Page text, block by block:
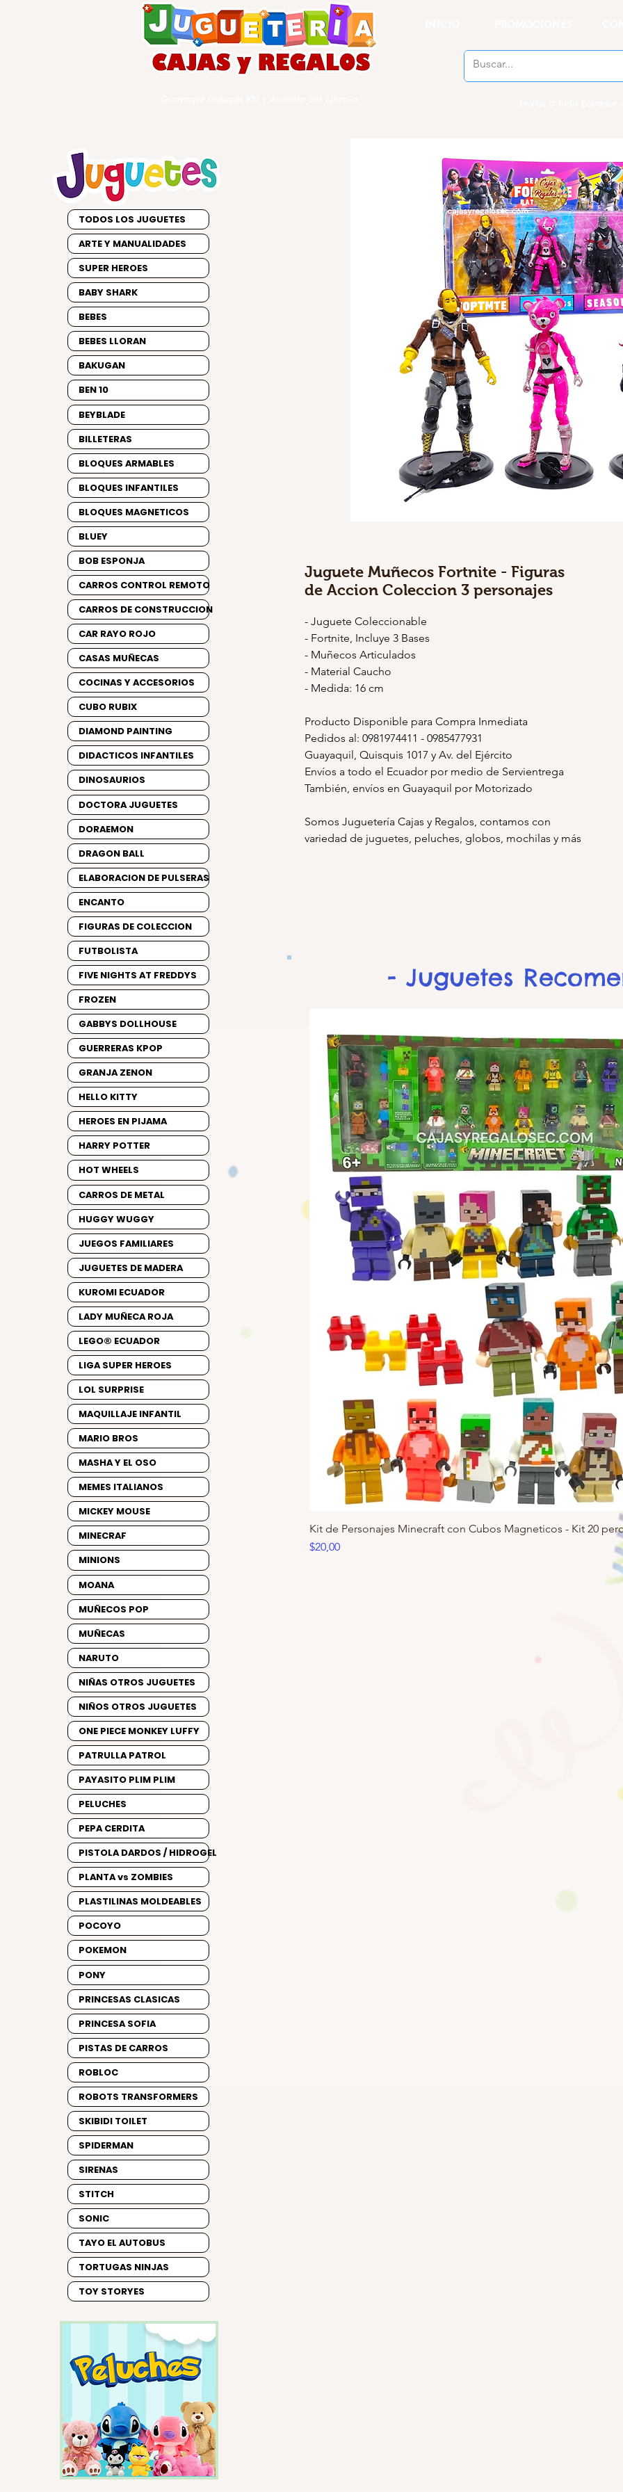
Juguete Muñecos Fortnite - Figuras
de Accion Coleccion 3 personajes
- Juguete Coleccionable
- Fortnite, Incluye 3 Bases
- Muñecos Articulados
- Material Caucho
- Medida: 16 cm
Producto Disponible para Compra Inmediata
Pedidos al: 0981974411 - 0985477931
Guayaquil, Quisquis 1017 y Av. del Ejército
Envíos a todo el Ecuador por medio de Servientrega
También, envíos en Guayaquil por Motorizado
Somos Juguetería Cajas y Regalos, contamos con
variedad de juguetes, peluches, globos, mochilas y más
Kit de Personajes Minecraft con Cubos Magneticos - Kit 20
Precio
$20,00
- Juguetes
TODOS LOS JUGUETES
ARTE Y MANUALIDADES
SUPER HEROES
BABY SHARK
BEBES
BEBES LLORAN
BAKUGAN
BEN 10
BEYBLADE
BILLETERAS
BLOQUES ARMABLES
BLOQUES INFANTILES
BLOQUES MAGNETICOS
BLUEY
BOB ESPONJA
CARROS CONTROL REMOTO
CARROS DE CONSTRUCCION
CAR RAYO ROJO
CASAS MUÑECAS
COCINAS Y ACCESORIOS
CUBO RUBIX
DIAMOND PAINTING
DIDACTICOS INFANTILES
DINOSAURIOS
DOCTORA JUGUETES
DORAEMON
DRAGON BALL
ELABORACION DE PULSERAS
ENCANTO
FIGURAS DE COLECCION
FUTBOLISTA
FIVE NIGHTS AT FREDDYS
FROZEN
GABBYS DOLLHOUSE
GUERRERAS KPOP
GRANJA ZENON
HELLO KITTY
HEROES EN PIJAMA
HARRY POTTER
HOT WHEELS
CARROS DE METAL
HUGGY WUGGY
JUEGOS FAMILIARES
JUGUETES DE MADERA
KUROMI ECUADOR
LADY MUÑECA ROJA
LEGO® ECUADOR
LIGA SUPER HEROES
LOL SURPRISE
MAQUILLAJE INFANTIL
MARIO BROS
MASHA Y EL OSO
MEMES ITALIANOS
MICKEY MOUSE
MINECRAF
MINIONS
MOANA
MUÑECOS POP
MUÑECAS
NARUTO
NIÑAS OTROS JUGUETES
NIÑOS OTROS JUGUETES
ONE PIECE MONKEY LUFFY
PATRULLA PATROL
PAYASITO PLIM PLIM
PELUCHES
PEPA CERDITA
PISTOLA DARDOS / HIDROGEL
PLANTA vs ZOMBIES
PLASTILINAS MOLDEABLES
POCOYO
POKEMON
PONY
PRINCESAS CLASICAS
PRINCESA SOFIA
PISTAS DE CARROS
ROBLOC
ROBOTS TRANSFORMERS
SKIBIDI TOILET
SPIDERMAN
SIRENAS
STITCH
SONIC
TAYO EL AUTOBUS
TORTUGAS NINJAS
TOY STORYES